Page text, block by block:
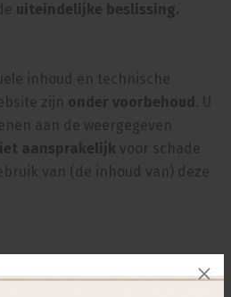
uiteindelijke beslissing.
inhoud en technische
zijn onder voorbehoud
. U
aan de weergegeven
aansprakelijk voor schade
van (de inhoud van) deze
binnen één a twee weken
bij onze leverancier(s).